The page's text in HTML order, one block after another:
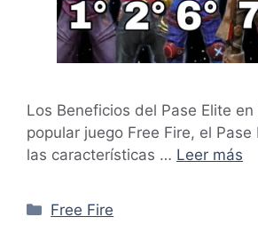
Los Beneficios del Pase Elite en
popular juego Free Fire, el Pase
las características … Leer más
Categorías
Free Fire